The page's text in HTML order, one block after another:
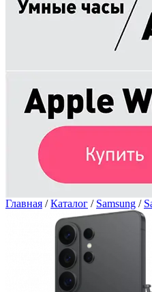
Главная / Каталог / Samsung /